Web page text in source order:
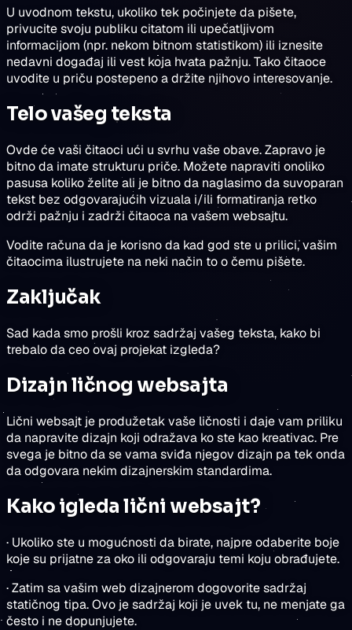
U uvodnom tekstu, ukoliko tek počinjete da pišete,
privucite svoju publiku citatom ili upečatljivom
informacijom (npr. nekom bitnom statistikom) ili iznesite
nedavni događaj ili vest koja hvata pažnju. Tako čitaoce
uvodite u priču postepeno a držite njihovo interesovanje.
Telo vašeg teksta
Ovde će vaši čitaoci ući u svrhu vaše obave. Zapravo je
bitno da imate strukturu priče. Možete napraviti onoliko
pasusa koliko želite ali je bitno da naglasimo da suvoparan
tekst bez odgovarajućih vizuala i/ili formatiranja retko
održi pažnju i zadrži čitaoca na vašem websajtu.
Vodite računa da je korisno da kad god ste u prilici, vašim
čitaocima ilustrujete na neki način to o čemu pišete.
Zaključak
Sad kada smo prošli kroz sadržaj vašeg teksta, kako bi
trebalo da ceo ovaj projekat izgleda?
Dizajn ličnog websajta
Lični websajt je produžetak vaše ličnosti i daje vam priliku
da napravite dizajn koji odražava ko ste kao kreativac. Pre
svega je bitno da se vama sviđa njegov dizajn pa tek onda
da odgovara nekim dizajnerskim standardima.
Kako igleda lični websajt?
· Ukoliko ste u mogućnosti da birate, najpre odaberite boje
koje su prijatne za oko ili odgovaraju temi koju obrađujete.
· Zatim sa vašim web dizajnerom dogovorite sadržaj
statičnog tipa. Ovo je sadržaj koji je uvek tu, ne menjate ga
često i ne dopunjujete.